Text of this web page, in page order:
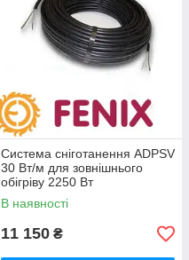
Система сніготанення ADPSV
30 Вт/м для зовнішнього
обігріву 2250 Вт
В наявності
11 150 ₴